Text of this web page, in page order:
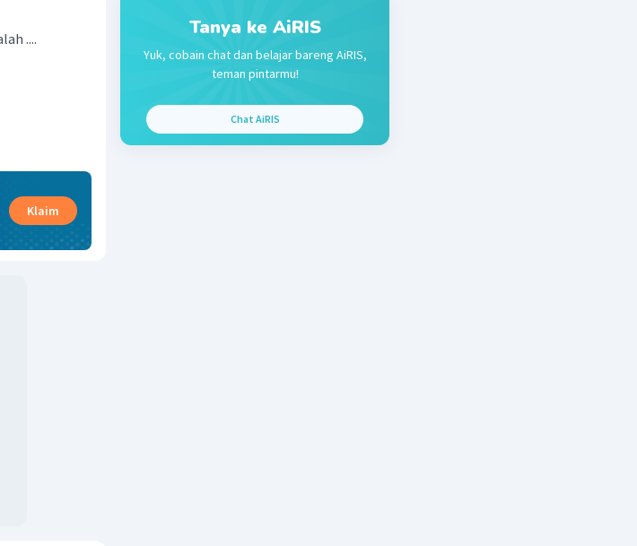
....
Klaim
Tanya ke AiRIS
Yuk, cobain chat dan belajar bareng AiRIS,
teman pintarmu!
Chat AiRIS